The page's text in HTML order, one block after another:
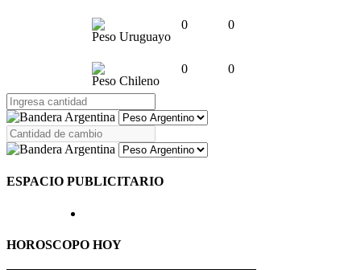
Peso Uruguayo
0 0
Peso Chileno
0 0
ESPACIO PUBLICITARIO
HOROSCOPO HOY